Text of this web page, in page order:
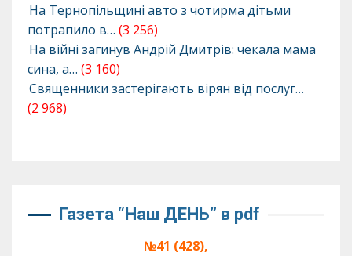
На Тернопільщині авто з чотирма дітьми
потрапило в… (3 256)
На війні загинув Андрій Дмитрів: чекала мама
сина, а… (3 160)
Священники застерігають вірян від послуг…
(2 968)
Газета “Наш ДЕНЬ” в pdf
№41 (428),